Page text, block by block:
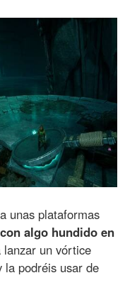
unas plataformas
algo hundido en
un vórtice
la podréis usar de